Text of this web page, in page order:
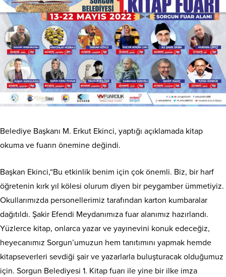
Belediye Başkanı M. Erkut Ekinci, yaptığı açıklamada kitap
okuma ve fuarın önemine değindi.
Başkan Ekinci,“Bu etkinlik benim için çok önemli. Biz, bir harf
öğretenin kırk yıl kölesi olurum diyen bir peygamber ümmetiyiz.
Okullarımızda personellerimiz tarafından karton kumbaralar
dağıtıldı. Şakir Efendi Meydanımıza fuar alanımız hazırlandı.
Yüzlerce kitap, onlarca yazar ve yayınevini konuk edeceğiz,
heyecanımız Sorgun’umuzun hem tanıtımını yapmak hemde
kitapseverleri sevdiği şair ve yazarlarla buluşturacak olduğumuz
için. Sorgun Belediyesi 1. Kitap fuarı ile yine bir ilke imza